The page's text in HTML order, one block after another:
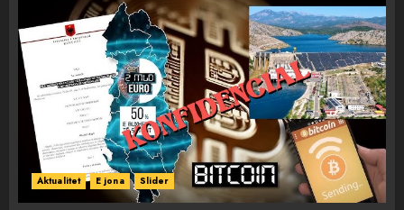
Aktualitet E jona Slider